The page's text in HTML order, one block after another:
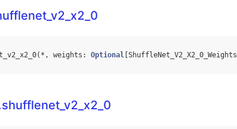
( * , weights : Optional ShuffleNet_V2_X2_0_Weights